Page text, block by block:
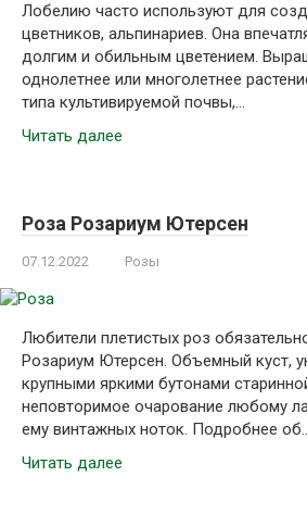
Лобелию часто используют для
цветников, альпинариев. Она
долгим и обильным цветением.
однолетнее или многолетнее
типа культивируемой почвы,…
Читать далее
Роза Розариум Ютерсен
07.12.2022 Розы
Любители плетистых роз
Розариум Ютерсен. Объемный куст,
крупными яркими бутонами
неповторимое очарование любому
ему винтажных ноток. Подробнее
Читать далее